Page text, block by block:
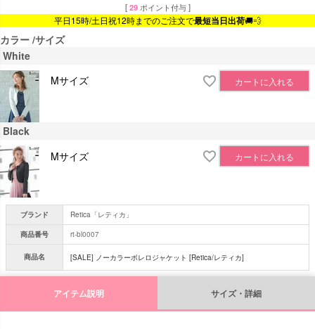
[ 29 ポイント付与 ]
平日15時/土日祝12時までのご注文で最短当日出荷🚚💨
カラー サイズ
White
Mサイズ
カートに入れる
Black
Mサイズ
カートに入れる
ブランド
Retica「レティカ」
商品番号
rt-bl0007
商品名 [SALE] ノーカラーボレロジャケット [Retica/レティカ]
アイテム説明 サイズ・詳細